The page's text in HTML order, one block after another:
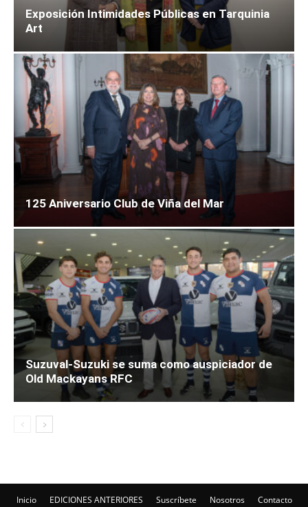
Exposición Intimidades Públicas en Tarquinia
Art
125 Aniversario Club de Viña del Mar
Suzuval-Suzuki se suma como auspiciador de
Old Mackayans RFC
Inicio EDICIONES ANTERIORES Suscríbete Nosotros Contacto